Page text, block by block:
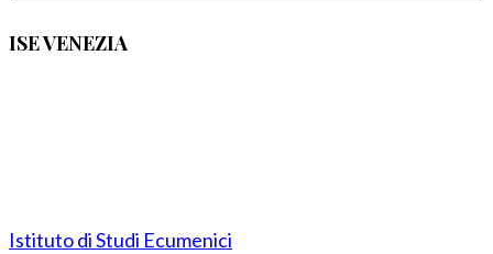
ISE VENEZIA
Istituto di Studi Ecumenici